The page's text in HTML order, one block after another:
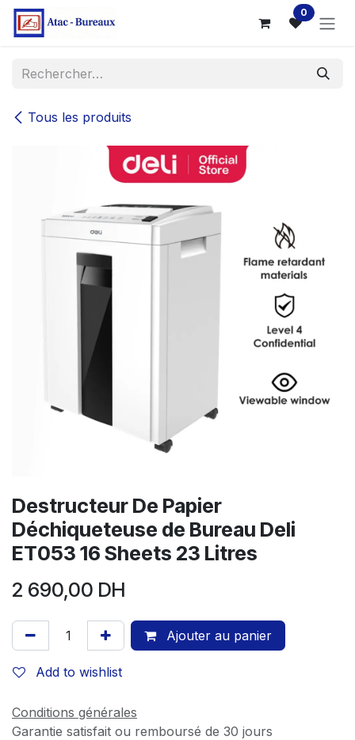
Se rendre au contenu 0
Tous les produits
Destructeur De Papier
Déchiqueteuse de Bureau Deli
ET053 16 Sheets 23 Litres
2 690,00 DH
Ajouter au panier
Add to wishlist
Conditions générales
Garantie satisfait ou remboursé de 30 jours